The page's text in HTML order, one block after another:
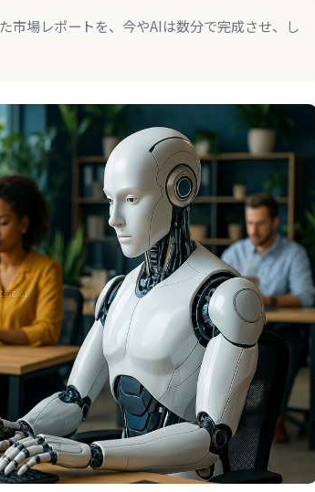
市場レポートを、今やAIは数分で完成させ、し